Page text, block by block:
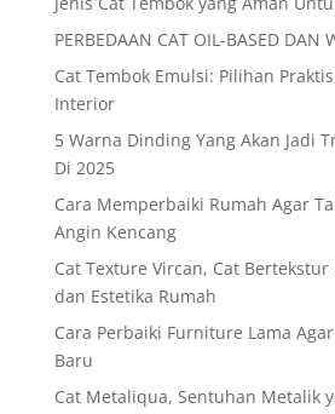
PERBEDAAN CAT OIL-BASED DAN
Cat Tembok Emulsi: Pilihan
Interior
5 Warna Dinding Yang Akan Jadi
Di 2025
Cara Memperbaiki Rumah Agar
Angin Kencang
Cat Texture Vircan, Cat Bertekstur
dan Estetika Rumah
Cara Perbaiki Furniture Lama
Baru
Cat Metaliqua, Sentuhan Metalik